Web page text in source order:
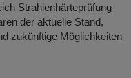
Strahlenhärteprüfung
der aktuelle Stand,
zukünftige Möglichkeiten